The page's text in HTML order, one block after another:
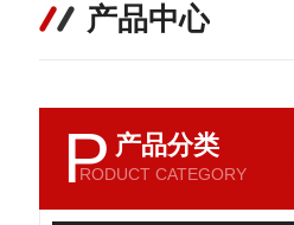
产品中心
P 产品分类
RODUCT CATEGORY